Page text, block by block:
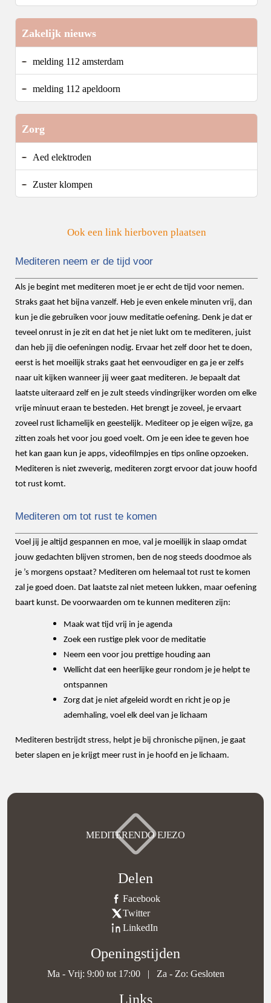
Zakelijk nieuws
melding 112 amsterdam
melding 112 apeldoorn
Zorg
Aed elektroden
Zuster klompen
Ook een link hierboven plaatsen
Mediteren neem er de tijd voor
Als je begint met mediteren moet je er echt de tijd voor nemen.
Straks gaat het bijna vanzelf. Heb je even enkele minuten vrij, dan
kun je die gebruiken voor jouw meditatie oefening. Denk je dat er
teveel onrust in je zit en dat het je niet lukt om te mediteren, juist
dan heb jij die oefeningen nodig. Ervaar het zelf door het te doen,
eerst is het moeilijk straks gaat het eenvoudiger en ga je er zelfs
naar uit kijken wanneer jij weer gaat mediteren. Je bepaalt dat
laatste uiteraard zelf en je zult steeds vindingrijker worden om elke
vrije minuut eraan te besteden. Het brengt je zoveel, je ervaart
zoveel rust lichamelijk en geestelijk. Mediteer op je eigen wijze, ga
zitten zoals het voor jou goed voelt. Om je een idee te geven hoe
het kan gaan kun je apps, videofilmpjes en tips online opzoeken.
Mediteren is niet zweverig, mediteren zorgt ervoor dat jouw hoofd
tot rust komt.
Mediteren om tot rust te komen
Voel jij je altijd gespannen en moe, val je moeilijk in slaap omdat
jouw gedachten blijven stromen, ben de nog steeds doodmoe als
je ’s morgens opstaat? Mediteren om helemaal tot rust te komen
zal je goed doen. Dat laatste zal niet meteen lukken, maar oefening
baart kunst. De voorwaarden om te kunnen mediteren zijn:
Maak wat tijd vrij in je agenda
Zoek een rustige plek voor de meditatie
Neem een voor jou prettige houding aan
Wellicht dat een heerlijke geur rondom je je helpt te
ontspannen
Zorg dat je niet afgeleid wordt en richt je op je
ademhaling, voel elk deel van je lichaam
Mediteren bestrijdt stress, helpt je bij chronische pijnen, je gaat
beter slapen en je krijgt meer rust in je hoofd en je lichaam.
MEDITERENDO EJEZO
Delen
Facebook
Twitter
LinkedIn
Openingstijden
Ma - Vrij: 9:00 tot 17:00 | Za - Zo: Gesloten
Links